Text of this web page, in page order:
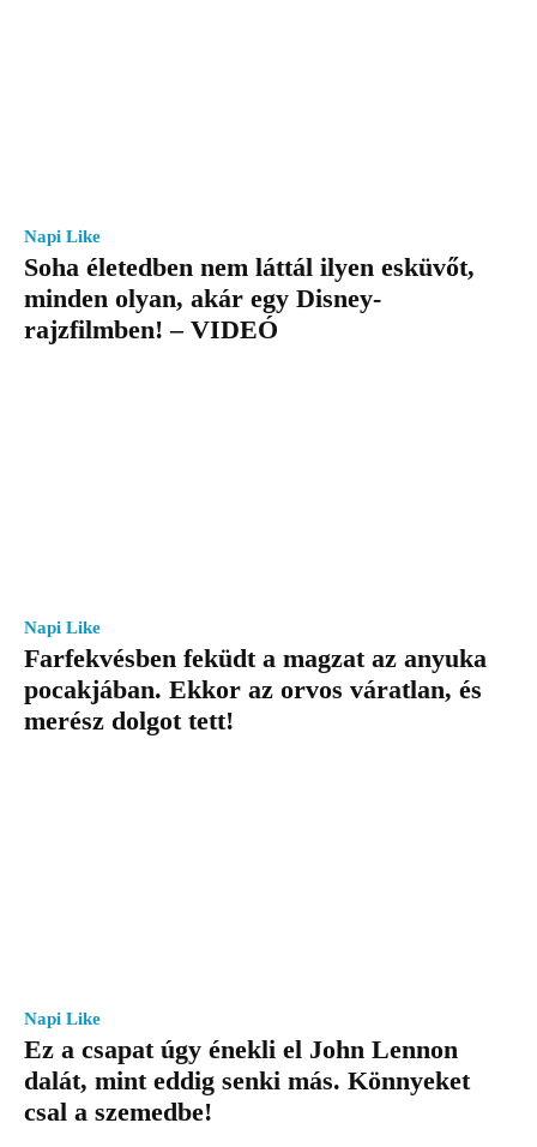
Napi Like
Soha életedben nem láttál ilyen esküvőt,
minden olyan, akár egy Disney-
rajzfilmben! – VIDEÓ
Napi Like
Farfekvésben feküdt a magzat az anyuka
pocakjában. Ekkor az orvos váratlan, és
merész dolgot tett!
Napi Like
Ez a csapat úgy énekli el John Lennon
dalát, mint eddig senki más. Könnyeket
csal a szemedbe!